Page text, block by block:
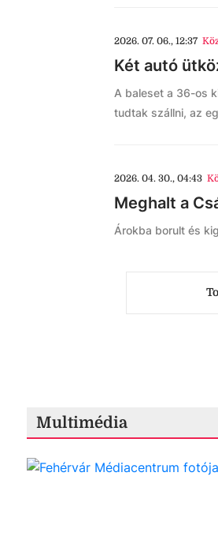
2026. 07. 06., 12:37
Két autó
A baleset a 36-os
tudtak szállni, az
2026. 04. 30., 04:43
Meghalt a
Árokba borult és
Multimédia